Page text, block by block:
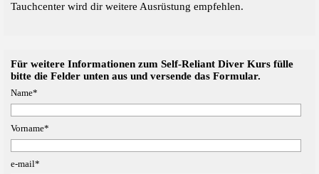
Tauchcenter wird dir weitere Ausrüstung empfehlen.
Für weitere Informationen zum Self-Reliant Diver Kurs fülle
bitte die Felder unten aus und versende das Formular.
Name*
Vorname*
e-mail*